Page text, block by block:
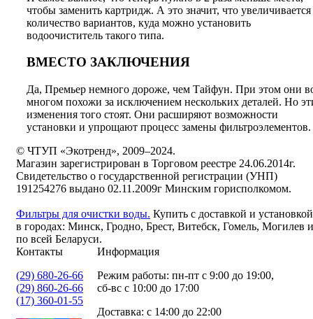
чтобы заменить картридж. А это значит, что увеличивается
количество вариантов, куда можно установить
водоочиститель такого типа.
ВМЕСТО ЗАКЛЮЧЕНИЯ
Да, Премьер немного дороже, чем Тайфун. При этом они
многом похожи за исключением нескольких деталей. Но
изменения того стоят. Они расширяют возможности
установки и упрощают процесс замены фильтроэлементов.
© ЧТУП «Экотренд», 2009–2024.
Магазин зарегистрирован в Торговом реестре 24.06.2014г.
Свидетельство о государственной регистрации (УНП)
191254276 выдано 02.11.2009г Минским горисполкомом.
Фильтры для очистки воды. Купить с доставкой и установкой
в городах: Минск, Гродно, Брест, Витебск, Гомель, Могилев и
по всей Беларуси.
Контакты
(29) 680-26-66
(29) 860-26-66
(17) 360-01-55
Информация
Режим работы: пн-пт с 9:00 до 19:00,
сб-вс с 10:00 до 17:00
Доставка: с 14:00 до 22:00